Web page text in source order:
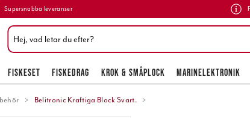
Supersnabba leveranser
FISKESET FISKEDRAG KROK & SMÅPLOCK MARINELEKTRONIK
Belitronic Kraftiga Block Svart.